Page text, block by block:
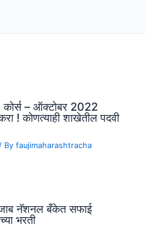
– ऑक्टोबर 2022
! कोणत्याही शाखेतील पदवी
Byfaujimaharashtracha
नॅशनल बँकेत सफाई
भरती